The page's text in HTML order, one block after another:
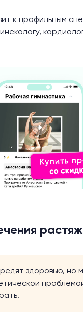
к профильным
,
здоровью, но